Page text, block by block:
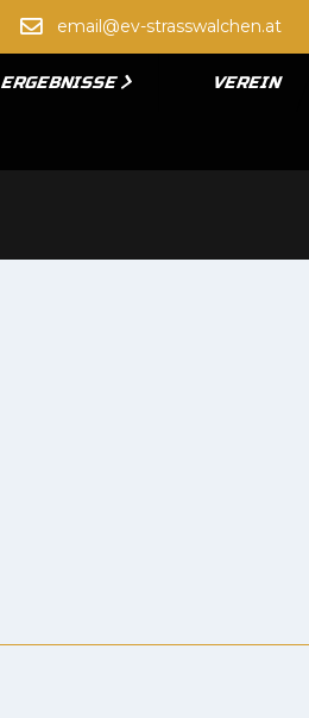
email@ev-strasswalchen.at
ERGEBNISSE VEREIN